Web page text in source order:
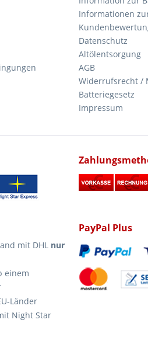
Informationen
Datenschutz
Altölentsorgung
AGB
Widerrufsrecht /
Batteriegesetz
Impressum
mit DHL nur
einem
Länder
Night Star
PayPal Plus